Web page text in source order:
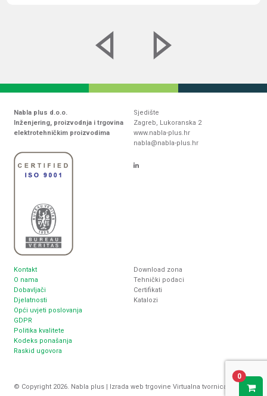
Nabla plus d.o.o.
Inženjering, proizvodnja i trgovina
elektrotehničkim proizvodima
Sjedište
Zagreb, Lukoranska 2
www.nabla-plus.hr
nabla@nabla-plus.hr
Kontakt
O nama
Dobavljači
Djelatnosti
Opći uvjeti poslovanja
GDPR
Politika kvalitete
Kodeks ponašanja
Raskid ugovora
Download zona
Tehnički podaci
Certifikati
Katalozi
© Copyright 2026. Nabla plus | Izrada web trgovine Virtualna tvornica
0